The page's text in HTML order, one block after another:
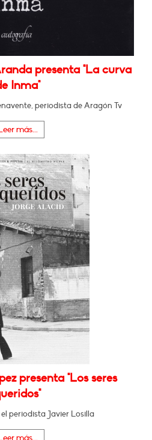
presenta "La curva
Inma"
periodista de Aragón Tv
más...
presenta "Los seres
periodista Javier Losilla